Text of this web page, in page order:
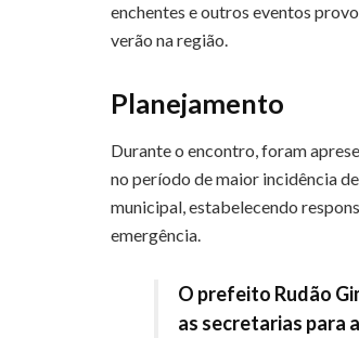
enchentes e outros eventos
verão na região.
Planejamento
Durante o encontro, foram
no período de maior incidência
municipal, estabelecendo
emergência.
O prefeito Rudão
as secretarias para